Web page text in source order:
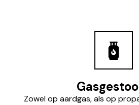
Zowel op aardgas, als op